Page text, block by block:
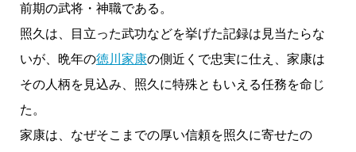
前期の武将・神職である。
照久は、目立った武功などを挙げた記録は見当たらな
いが、晩年の徳川家康の側近くで忠実に仕え、家康は
その人柄を見込み、照久に特殊ともいえる任務を命じ
た。
家康は、なぜそこまでの厚い信頼を照久に寄せたの